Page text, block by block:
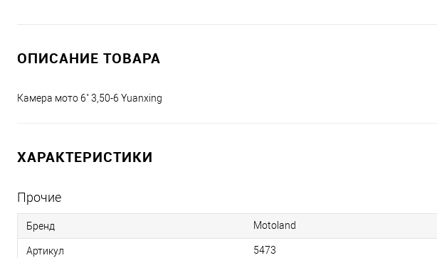
ОПИСАНИЕ ТОВАРА
Камера мото 6" 3,50-6 Yuanxing
ХАРАКТЕРИСТИКИ
Прочие
Бренд Motoland
Артикул 5473